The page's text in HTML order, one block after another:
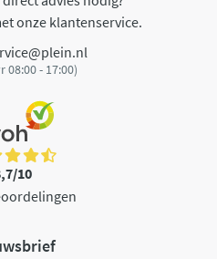
onze klantenservice.
08:00 - 17:00)
10